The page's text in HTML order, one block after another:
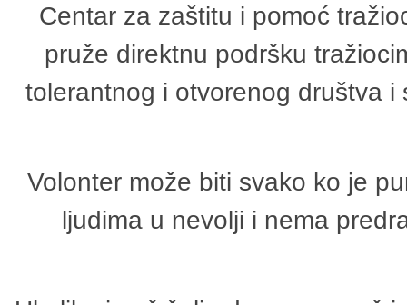
Centar za zaštitu i pomoć
pruže direktnu podršku
tolerantnog i otvorenog društva
Volonter može biti svako ko je
ljudima u nevolji i nema